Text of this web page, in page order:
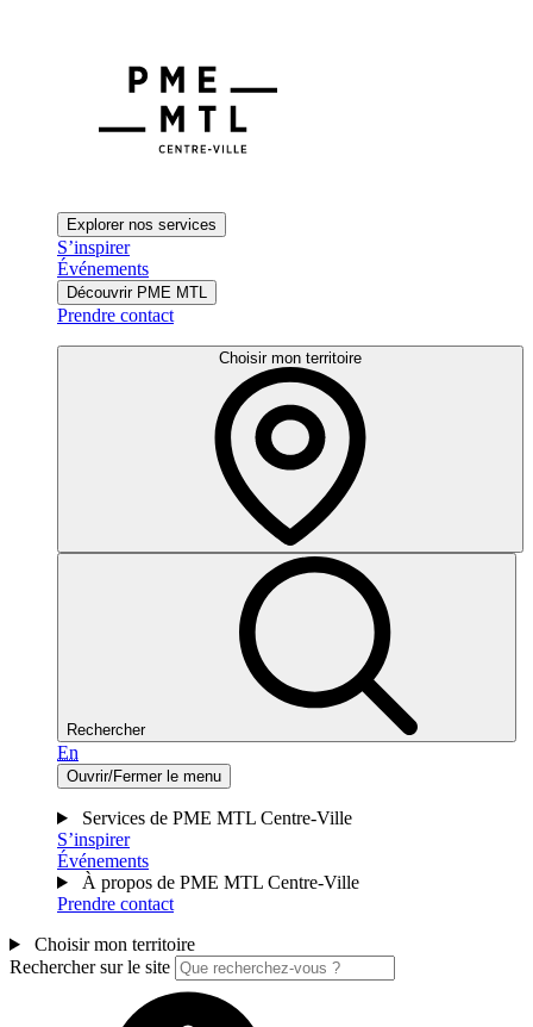
Explorer nos services
S’inspirer
Événements
Découvrir PME MTL
Prendre contact
Choisir mon territoire
Rechercher
En
Ouvrir/Fermer le menu
Services de PME MTL Centre-Ville
S’inspirer
Événements
À propos de PME MTL Centre-Ville
Prendre contact
Choisir mon territoire
Rechercher sur le site